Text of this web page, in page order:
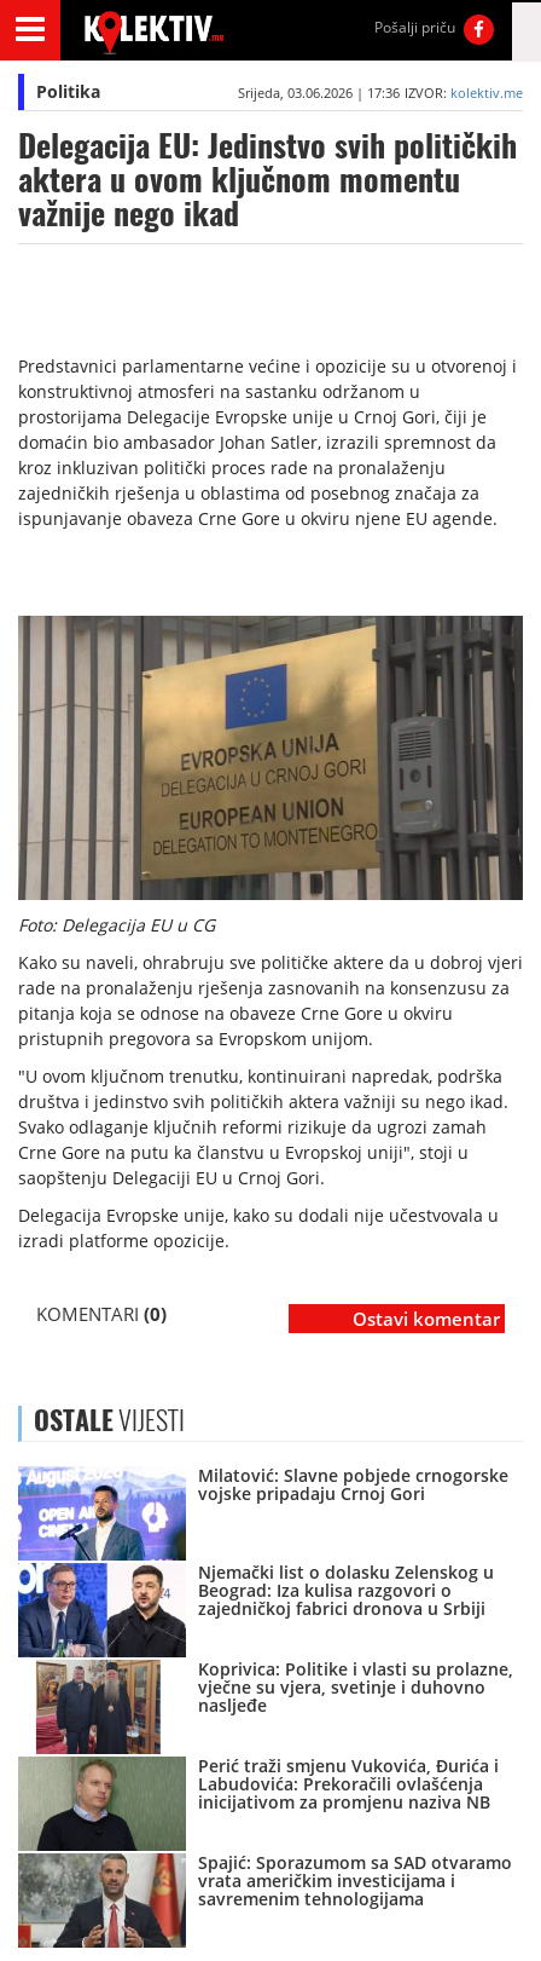
Pošalji priču
Politika Srijeda, 03.06.2026 | 17:36 IZVOR: kolektiv.me
Delegacija EU: Jedinstvo svih političkih
aktera u ovom ključnom momentu
važnije nego ikad
Predstavnici parlamentarne većine i opozicije su u otvorenoj i
konstruktivnoj atmosferi na sastanku održanom u
prostorijama Delegacije Evropske unije u Crnoj Gori, čiji je
domaćin bio ambasador Johan Satler, izrazili spremnost da
kroz inkluzivan politički proces rade na pronalaženju
zajedničkih rješenja u oblastima od posebnog značaja za
ispunjavanje obaveza Crne Gore u okviru njene EU agende.
Foto: Delegacija EU u CG
Kako su naveli, ohrabruju sve političke aktere da u dobroj vjeri
rade na pronalaženju rješenja zasnovanih na konsenzusu za
pitanja koja se odnose na obaveze Crne Gore u okviru
pristupnih pregovora sa Evropskom unijom.
"U ovom ključnom trenutku, kontinuirani napredak, podrška
društva i jedinstvo svih političkih aktera važniji su nego ikad.
Svako odlaganje ključnih reformi rizikuje da ugrozi zamah
Crne Gore na putu ka članstvu u Evropskoj uniji", stoji u
saopštenju Delegaciji EU u Crnoj Gori.
Delegacija Evropske unije, kako su dodali nije učestvovala u
izradi platforme opozicije.
KOMENTARI (0) Ostavi komentar
OSTALEVIJESTI
Milatović: Slavne pobjede crnogorske
vojske pripadaju Crnoj Gori
Njemački list o dolasku Zelenskog u
Beograd: Iza kulisa razgovori o
zajedničkoj fabrici dronova u Srbiji
Koprivica: Politike i vlasti su prolazne,
vječne su vjera, svetinje i duhovno
nasljeđe
Perić traži smjenu Vukovića, Đurića i
Labudovića: Prekoračili ovlašćenja
inicijativom za promjenu naziva NB
Spajić: Sporazumom sa SAD otvaramo
vrata američkim investicijama i
savremenim tehnologijama